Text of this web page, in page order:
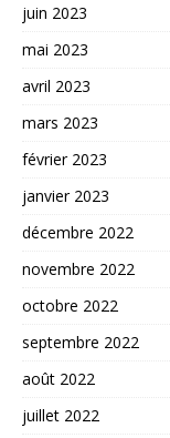
juin 2023
mai 2023
avril 2023
mars 2023
février 2023
janvier 2023
décembre 2022
novembre 2022
octobre 2022
septembre 2022
août 2022
juillet 2022